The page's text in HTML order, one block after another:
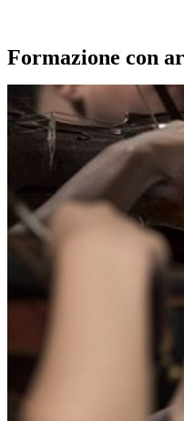
Formazione con